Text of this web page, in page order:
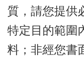
質，請您提供
特定目的範圍
料；非經您書